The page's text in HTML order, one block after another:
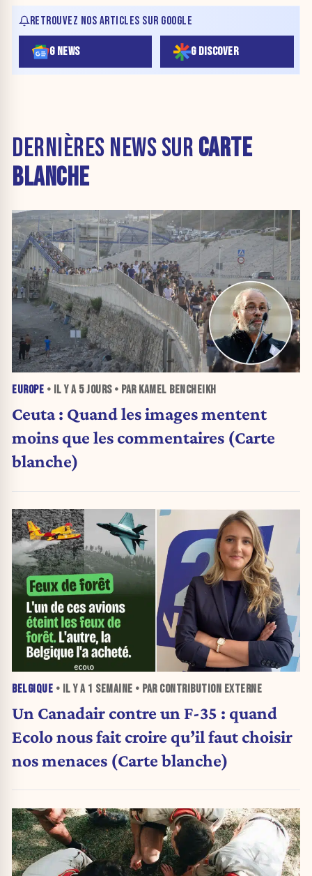
RETROUVEZ NOS ARTICLES SUR GOOGLE
G NEWS G DISCOVER
DERNIÈRES NEWS SUR CARTE
BLANCHE
EUROPE • IL Y A 5 JOURS• PAR KAMEL BENCHEIKH
Ceuta : Quand les images mentent
moins que les commentaires (Carte
blanche)
BELGIQUE • IL Y A 1 SEMAINE • PAR CONTRIBUTION EXTERNE
Un Canadair contre un F-35 : quand
Ecolo nous fait croire qu’il faut choisir
nos menaces (Carte blanche)